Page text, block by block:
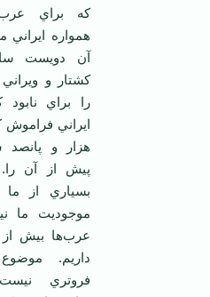
که براي
همواره ايراني
آن دويست
کشتار و
را براي
ايراني فراموش
هزار و
پيش از آن
بسياري از
موجوديت ما
عرب‌ها بيش از
داريم.
فروتري